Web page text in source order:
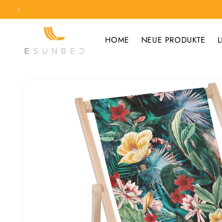
zum
Inhalt
HOME NEUE PRODUKTE